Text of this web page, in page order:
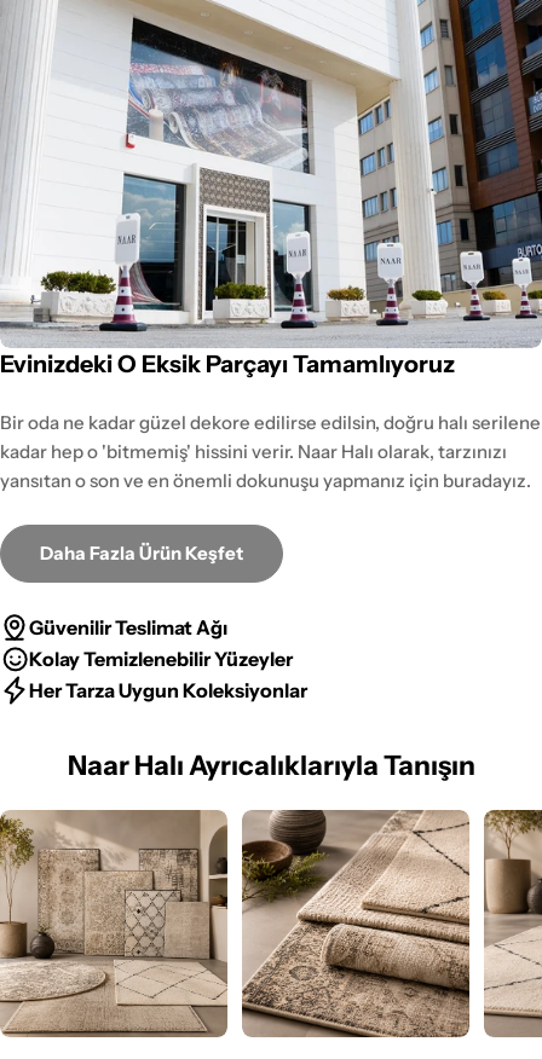
Evinizdeki O Eksik Parçayı Tamamlıyoruz
Bir oda ne kadar güzel dekore edilirse edilsin, doğru halı serilene
kadar hep o 'bitmemiş' hissini verir. Naar Halı olarak, tarzınızı
yansıtan o son ve en önemli dokunuşu yapmanız için buradayız.
Daha Fazla Ürün Keşfet
Güvenilir Teslimat Ağı
Kolay Temizlenebilir Yüzeyler
Her Tarza Uygun Koleksiyonlar
Naar Halı Ayrıcalıklarıyla Tanışın